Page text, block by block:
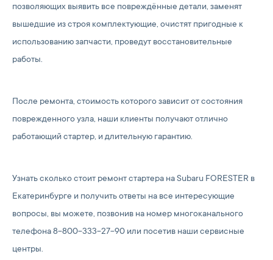
позволяющих выявить все повреждённые детали, заменят
вышедшие из строя комплектующие, очистят пригодные к
использованию запчасти, проведут восстановительные
работы.
После ремонта, стоимость которого зависит от состояния
поврежденного узла, наши клиенты получают отлично
работающий стартер, и длительную гарантию.
Узнать сколько стоит ремонт стартера на Subaru FORESTER в
Екатеринбурге и получить ответы на все интересующие
вопросы, вы можете, позвонив на номер многоканального
телефона 8-800-333-27-90 или посетив наши сервисные
центры.